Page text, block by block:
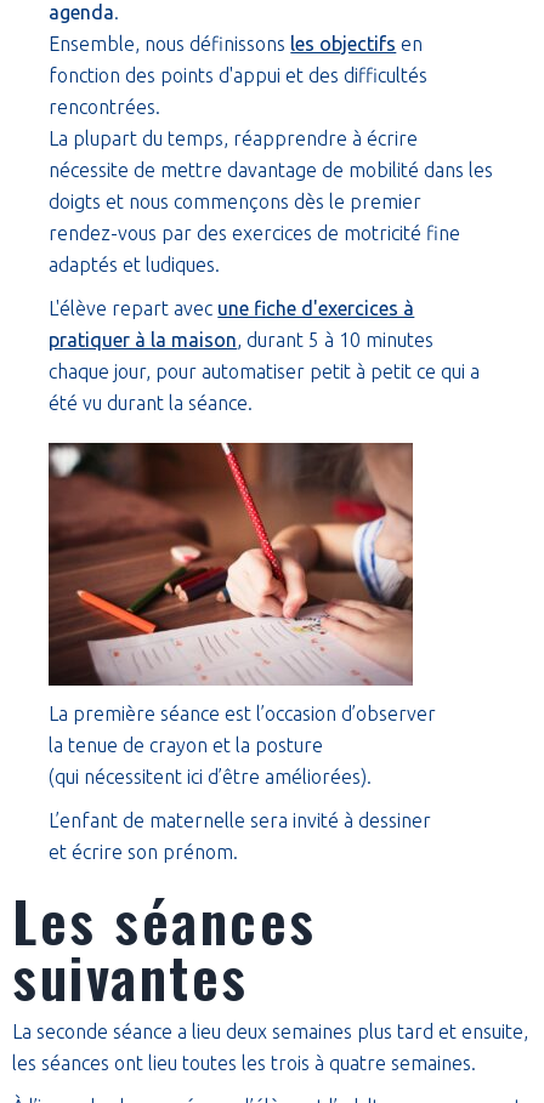
agenda.
Ensemble, nous définissons les objectifs en
fonction des points d'appui et des difficultés
rencontrées.
La plupart du temps, réapprendre à écrire
nécessite de mettre davantage de mobilité dans les
doigts et nous commençons dès le premier
rendez-vous par des exercices de motricité fine
adaptés et ludiques.
L'élève repart avec une fiche d'exercices à
pratiquer à la maison, durant 5 à 10 minutes
chaque jour, pour automatiser petit à petit ce qui a
été vu durant la séance.
La première séance est l’occasion d’observer
la tenue de crayon et la posture
(qui nécessitent ici d’être améliorées).
L’enfant de maternelle sera invité à dessiner
et écrire son prénom.
Les séances
suivantes
La seconde séance a lieu deux semaines plus tard et ensuite,
les séances ont lieu toutes les trois à quatre semaines.